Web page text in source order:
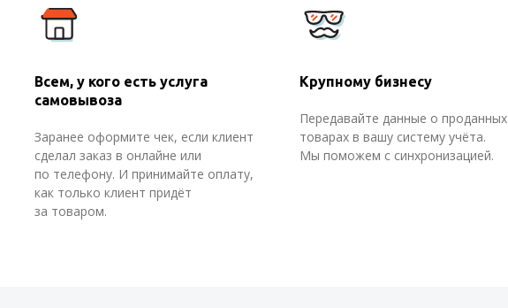
Всем, у кого есть услуга
самовывоза
Заранее оформите чек, если клиент
сделал заказ в онлайне или
по телефону. И принимайте оплату,
как только клиент придёт
за товаром.
Крупному бизнесу
Передавайте данные о проданных
товарах в вашу систему учёта.
Мы поможем с синхронизацией.